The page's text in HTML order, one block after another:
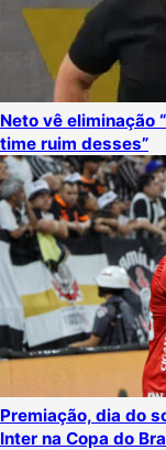
Neto vê eliminação
time ruim desses”
Premiação, dia do
Inter na Copa do